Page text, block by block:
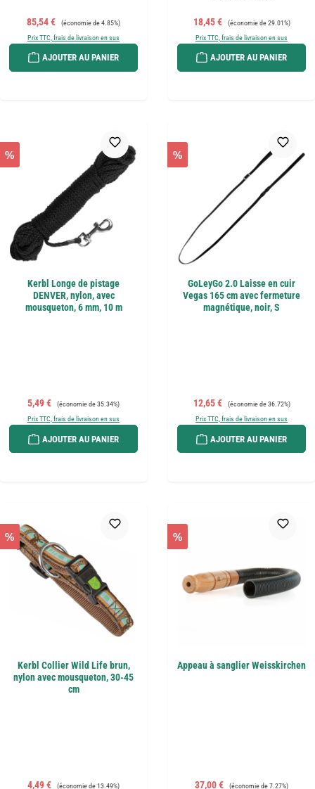
Prix de vente :
85,54 € Prix régulier :
(économie de 4.85%)
Prix TTC, frais de livraison en sus
AJOUTER AU PANIER
Prix de vente :
18,45 € Prix régulier :
(économie de 29.01%)
Prix TTC, frais de livraison en sus
AJOUTER AU PANIER
%
Kerbl Longe de pistage
DENVER, nylon, avec
mousqueton, 6 mm, 10 m
Prix de vente :
5,49 € Prix régulier :
(économie de 35.34%)
Prix TTC, frais de livraison en sus
AJOUTER AU PANIER
%
GoLeyGo 2.0 Laisse en cuir
Vegas 165 cm avec fermeture
magnétique, noir, S
Prix de vente :
12,65 € Prix régulier :
(économie de 36.72%)
Prix TTC, frais de livraison en sus
AJOUTER AU PANIER
%
Kerbl Collier Wild Life brun,
nylon avec mousqueton, 30-45
cm
Prix de vente :
4,49 € Prix régulier :
(économie de 13.49%)
%
Appeau à sanglier Weisskirchen
Prix de vente :
37,00 € Prix régulier :
(économie de 7.27%)